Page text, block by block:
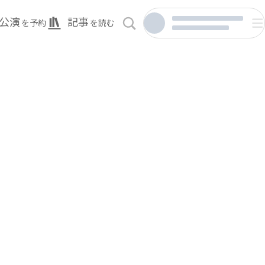
公演 を予約 記事 を読む